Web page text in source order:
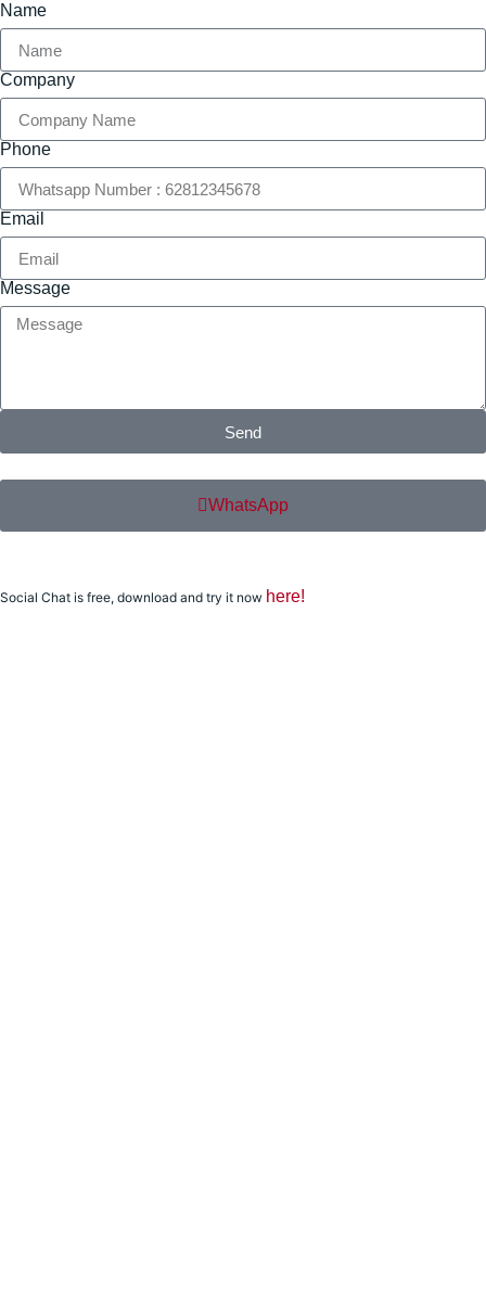
Name
Company
Phone
Email
Message
Send
WhatsApp
Social Chat is free, download and try it now here!